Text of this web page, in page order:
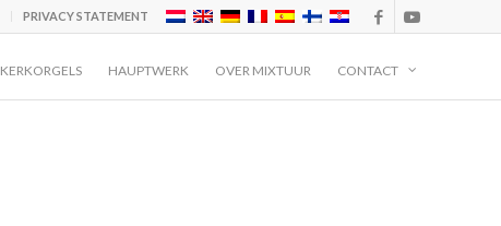
PRIVACY STATEMENT
KERKORGELS HAUPTWERK OVER MIXTUUR CONTACT